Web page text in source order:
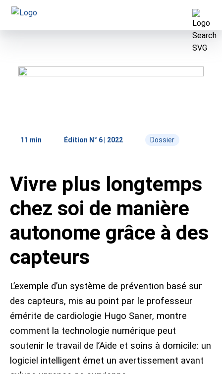
Rubriques
Dossier
Projets
Aide et soins à domicile Suisse
Étude
Personnes
«Aperçu»
Conseil média
À propos du Magazine ASD
Place de marché
11 min Édition N° 6 | 2022 Dossier
Vivre plus longtemps
chez soi de manière
autonome grâce à des
capteurs
L’exemple d’un système de prévention basé sur
des capteurs, mis au point par le professeur
émérite de cardiologie Hugo Saner, montre
comment la technologie numérique peut
soutenir le travail de l’Aide et soins à domicile: un
logiciel intelligent émet un avertissement avant